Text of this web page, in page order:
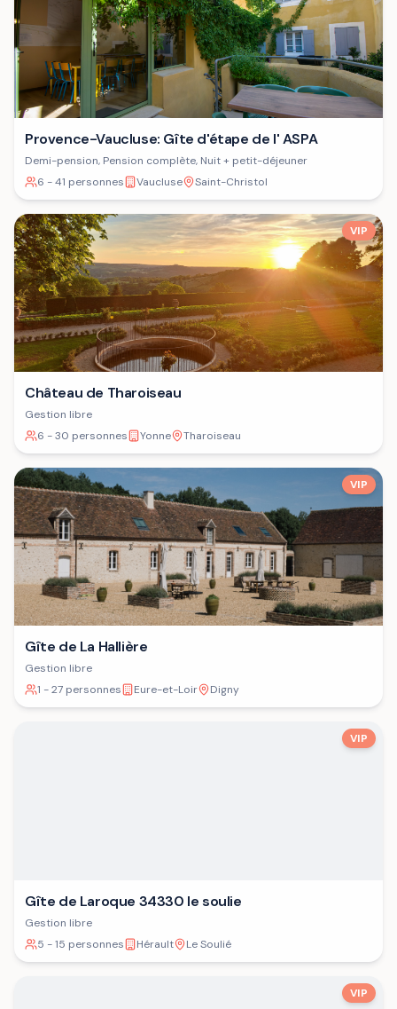
Provence-Vaucluse: Gîte d'étape de l' ASPA
Demi-pension, Pension complète, Nuit + petit-déjeuner
6 - 41 personnes
Vaucluse Saint-Christol
VIP
Château de Tharoiseau
Gestion libre
6 - 30 personnes
Yonne Tharoiseau
VIP
Gîte de La Hallière
Gestion libre
1 - 27 personnes
Eure-et-Loir Digny
VIP
Gîte de Laroque 34330 le soulie
Gestion libre
5 - 15 personnes
Hérault Le Soulié
VIP